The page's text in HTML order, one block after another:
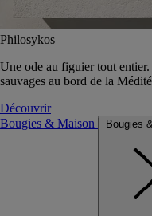
Philosykos
Une ode au figuier tout
sauvages au bord de la
Découvrir
Bougies & Maison
Bougies